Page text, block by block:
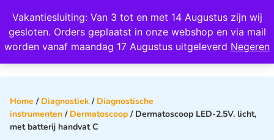
Vakantiesluiting: Van 3 tot en met 14 Augustus zijn wij
gesloten. Orders geplaatst in onze webshop en via mail
worden vanaf maandag 17 Augustus uitgeleverd Negeren
Wij scoren een 4,8 op Google
Home / Diagnostiek / Diagnostische
instrumenten / Dermatoscoop / Dermatoscoop LED-2.5V. licht,
met batterij handvat C